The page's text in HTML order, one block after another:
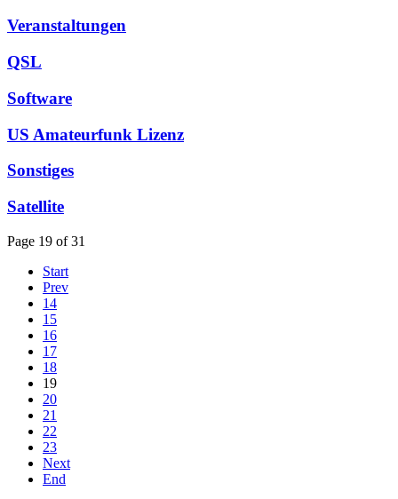
Veranstaltungen
QSL
Software
US Amateurfunk Lizenz
Sonstiges
Satellite
Page 19 of 31
Start
Prev
14
15
16
17
18
19
20
21
22
23
Next
End